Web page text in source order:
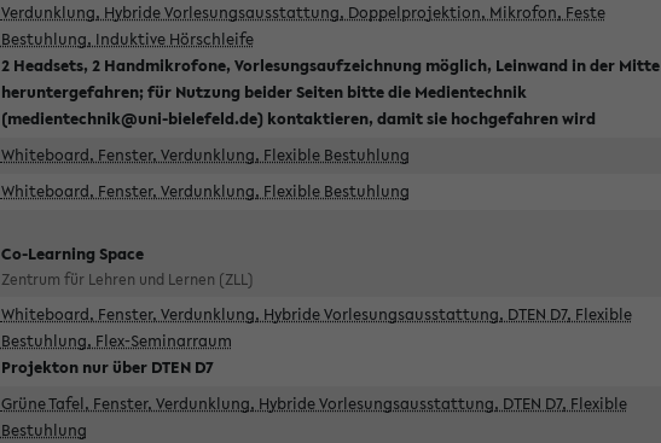
Verdunklung, Hybride Vorlesungsausstattung, Doppelprojektion, Mikrofon, Feste
Bestuhlung, Induktive Hörschleife
2 Headsets, 2 Handmikrofone, Vorlesungsaufzeichnung möglich, Leinwand in der Mitte
heruntergefahren; für Nutzung beider Seiten bitte die Medientechnik
(medientechnik@uni-bielefeld.de) kontaktieren, damit sie hochgefahren wird
Whiteboard, Fenster, Verdunklung, Flexible Bestuhlung
Whiteboard, Fenster, Verdunklung, Flexible Bestuhlung
Co-Learning Space
Zentrum für Lehren und Lernen (ZLL)
Whiteboard, Fenster, Verdunklung, Hybride Vorlesungsausstattung, DTEN D7, Flexible
Bestuhlung, Flex-Seminarraum
Projekton nur über DTEN D7
Grüne Tafel, Fenster, Verdunklung, Hybride Vorlesungsausstattung, DTEN D7, Flexible
Bestuhlung